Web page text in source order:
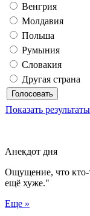
Венгрия
Молдавия
Польша
Румыния
Словакия
Другая страна
Показать
Анекдот дня
Ощущение, что кто-
ещё хуже."
Еще »